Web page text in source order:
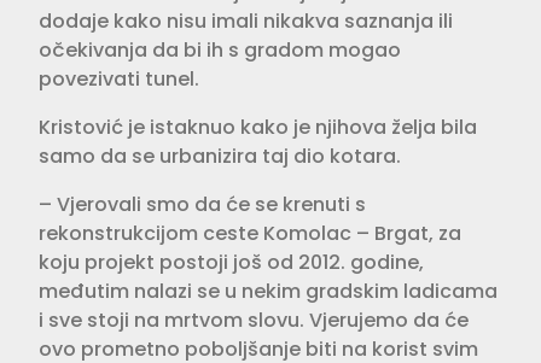
dodaje kako nisu imali nikakva saznanja ili
očekivanja da bi ih s gradom mogao
povezivati tunel.
Kristović je istaknuo kako je njihova želja bila
samo da se urbanizira taj dio kotara.
– Vjerovali smo da će se krenuti s
rekonstrukcijom ceste Komolac – Brgat, za
koju projekt postoji još od 2012. godine,
međutim nalazi se u nekim gradskim ladicama
i sve stoji na mrtvom slovu. Vjerujemo da će
ovo prometno poboljšanje biti na korist svim